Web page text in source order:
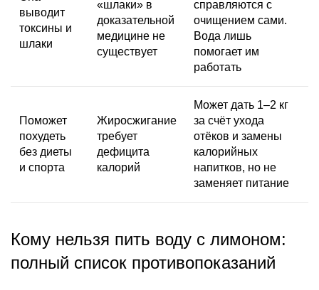
выводит
токсины и
шлаки
«шлаки» в
доказательной
медицине не
существует
справляются с
очищением сами.
Вода лишь
помогает им
работать
Поможет
похудеть
без диеты
и спорта
Жиросжигание
требует
дефицита
калорий
Может дать 1–2 кг
за счёт ухода
отёков и замены
калорийных
напитков, но не
заменяет питание
Кому нельзя пить воду с лимоном:
полный список противопоказаний